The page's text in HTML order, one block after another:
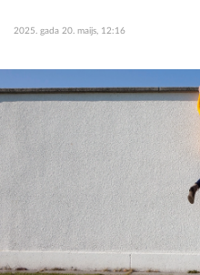
2025. gada 20. maijs, 12:16